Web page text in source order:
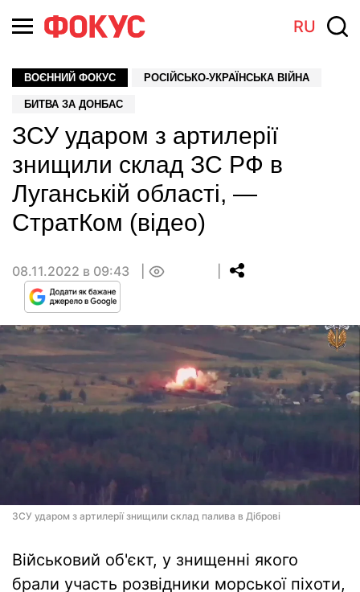
RU
ВОЄННИЙ ФОКУС РОСІЙСЬКО-УКРАЇНСЬКА ВІЙНА
БИТВА ЗА ДОНБАС
ЗСУ ударом з артилерії
знищили склад ЗС РФ в
Луганській області, —
СтратКом (відео)
08.11.2022 в 09:43
ЗСУ ударом з артилерії знищили склад палива в Діброві
Військовий об'єкт, у знищенні якого
брали участь розвідники морської піхоти,